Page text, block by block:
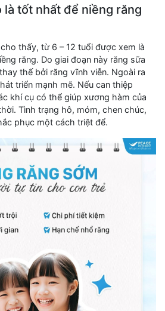
là tốt nhất để niềng răng
thấy, từ 6 – 12 tuổi được xem là
răng. Do giai đoạn này răng sữa
thế bởi răng vĩnh viễn. Ngoài ra
triển mạnh mẽ. Nếu can thiệp
khí cụ có thể giúp xương hàm của
Tình trạng hô, móm, chen chúc,
phục một cách triệt để.